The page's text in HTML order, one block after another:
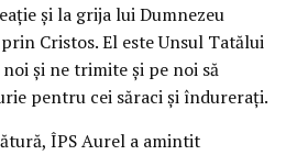
și la grija lui Dumnezeu
Cristos. El este Unsul Tatălui
și ne trimite și pe noi să
pentru cei săraci și îndurerați.
ÎPS Aurel a amintit